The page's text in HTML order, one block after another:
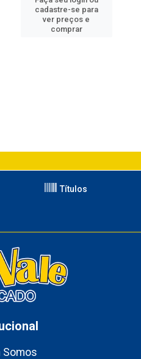
cadastre-se para
ver preços e
comprar
Títulos
Somos